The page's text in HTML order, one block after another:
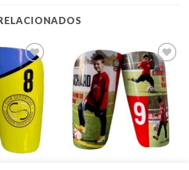
Añadir
a la
lista de
deseos
Añadir
a la
lista de
deseos